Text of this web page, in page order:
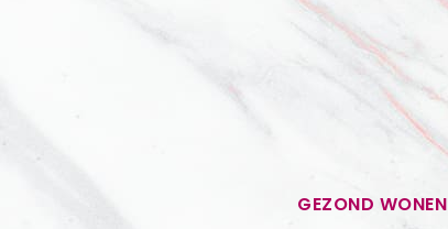
GEZOND WONEN